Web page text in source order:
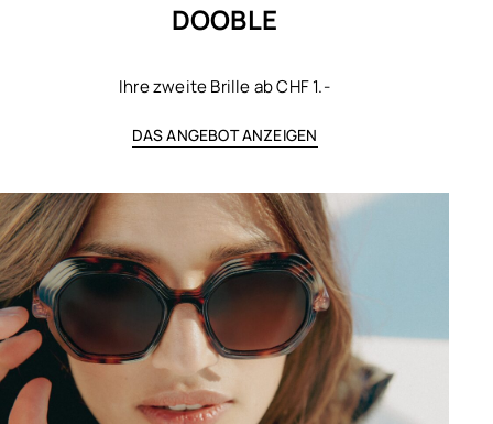
DOOBLE
Ihre zweite Brille ab CHF 1.-
DAS ANGEBOT ANZEIGEN